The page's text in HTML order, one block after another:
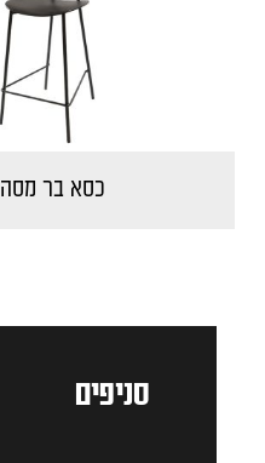
כסא בר מסה
סניפים